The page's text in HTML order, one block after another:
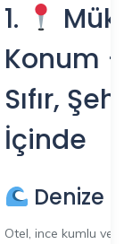
1.
Konum
Sıfır,
İçinde
Denize
Otel, ince kumlu ve